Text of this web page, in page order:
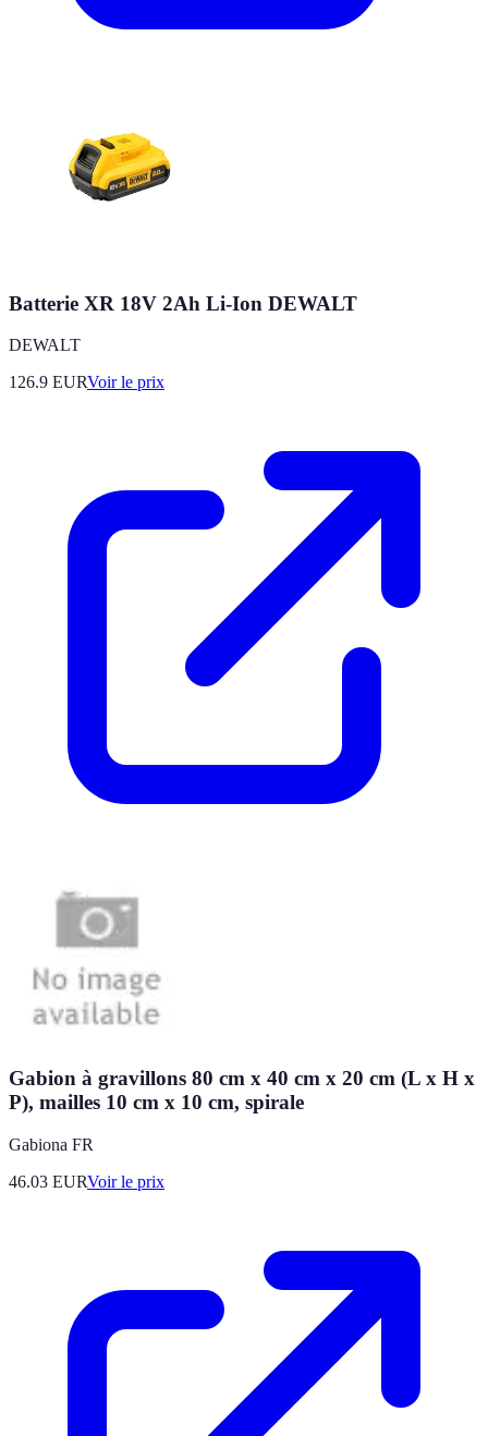
Batterie XR 18V 2Ah Li-Ion DEWALT
DEWALT
126.9 EURVoir le prix
Gabion à gravillons 80 cm x 40 cm x 20 cm (L x H x
P), mailles 10 cm x 10 cm, spirale
Gabiona FR
46.03 EURVoir le prix